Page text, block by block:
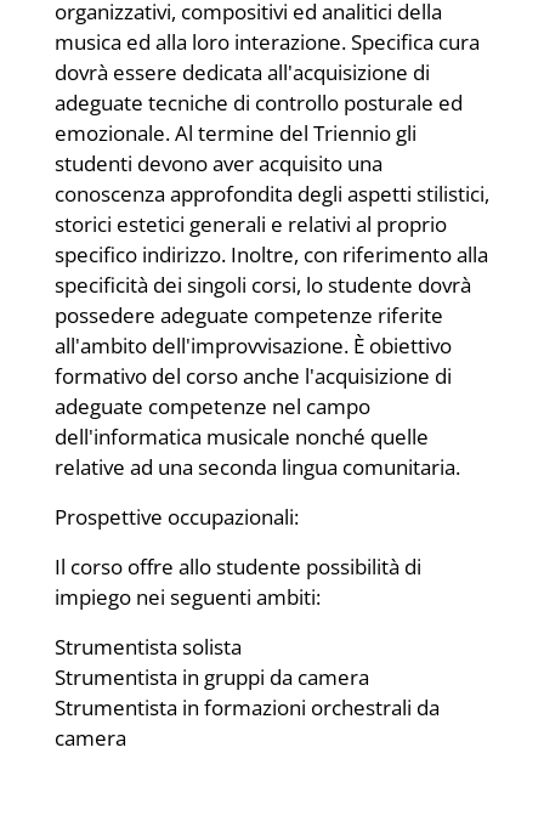
organizzativi, compositivi ed analitici della
musica ed alla loro interazione. Specifica cura
dovrà essere dedicata all'acquisizione di
adeguate tecniche di controllo posturale ed
emozionale. Al termine del Triennio gli
studenti devono aver acquisito una
conoscenza approfondita degli aspetti stilistici,
storici estetici generali e relativi al proprio
specifico indirizzo. Inoltre, con riferimento alla
specificità dei singoli corsi, lo studente dovrà
possedere adeguate competenze riferite
all'ambito dell'improvvisazione. È obiettivo
formativo del corso anche l'acquisizione di
adeguate competenze nel campo
dell'informatica musicale nonché quelle
relative ad una seconda lingua comunitaria.
Prospettive occupazionali:
Il corso offre allo studente possibilità di
impiego nei seguenti ambiti:
Strumentista solista
Strumentista in gruppi da camera
Strumentista in formazioni orchestrali da
camera